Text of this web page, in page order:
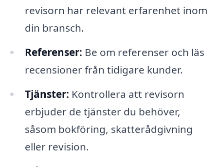
revisorn har relevant erfarenhet inom
din bransch.
Referenser: Be om referenser och läs
recensioner från tidigare kunder.
Tjänster: Kontrollera att revisorn
erbjuder de tjänster du behöver,
såsom bokföring, skatterådgivning
eller revision.